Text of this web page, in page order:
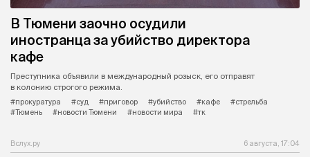
В Тюмени заочно осудили
иностранца за убийство директора
кафе
Преступника объявили в международный розыск, его отправят
в колонию строгого режима.
#прокуратура
#суд #приговор #убийство #кафе
#стрельба
#Тюмень
#новости Тюмени #новости мира #тк
Вслух.ру 6 августа, 17:04